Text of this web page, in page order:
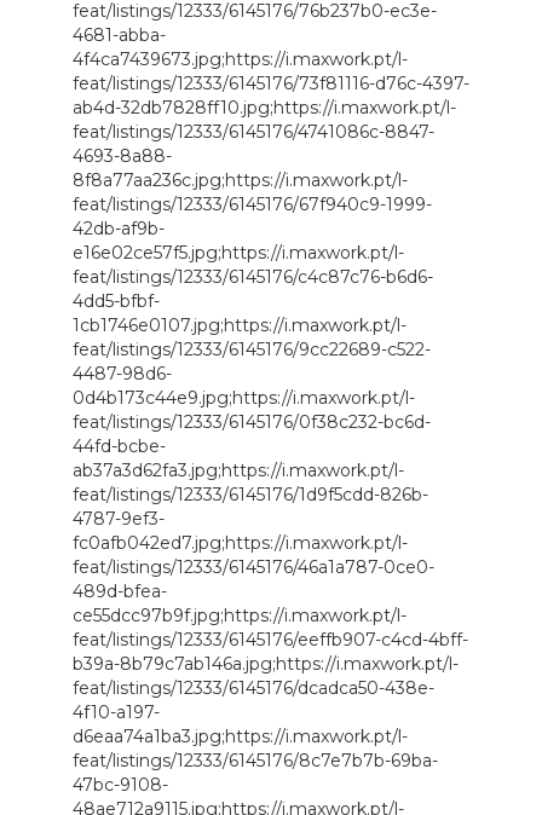
feat/listings/12333/6145176/76b237b0-ec3e-
4681-abba-
4f4ca7439673.jpg;https://i.maxwork.pt/l-
feat/listings/12333/6145176/73f81116-d76c-4397-
ab4d-32db7828ff10.jpg;https://i.maxwork.pt/l-
feat/listings/12333/6145176/4741086c-8847-
4693-8a88-
8f8a77aa236c.jpg;https://i.maxwork.pt/l-
feat/listings/12333/6145176/67f940c9-1999-
42db-af9b-
e16e02ce57f5.jpg;https://i.maxwork.pt/l-
feat/listings/12333/6145176/c4c87c76-b6d6-
4dd5-bfbf-
1cb1746e0107.jpg;https://i.maxwork.pt/l-
feat/listings/12333/6145176/9cc22689-c522-
4487-98d6-
0d4b173c44e9.jpg;https://i.maxwork.pt/l-
feat/listings/12333/6145176/0f38c232-bc6d-
44fd-bcbe-
ab37a3d62fa3.jpg;https://i.maxwork.pt/l-
feat/listings/12333/6145176/1d9f5cdd-826b-
4787-9ef3-
fc0afb042ed7.jpg;https://i.maxwork.pt/l-
feat/listings/12333/6145176/46a1a787-0ce0-
489d-bfea-
ce55dcc97b9f.jpg;https://i.maxwork.pt/l-
feat/listings/12333/6145176/eeffb907-c4cd-4bff-
b39a-8b79c7ab146a.jpg;https://i.maxwork.pt/l-
feat/listings/12333/6145176/dcadca50-438e-
4f10-a197-
d6eaa74a1ba3.jpg;https://i.maxwork.pt/l-
feat/listings/12333/6145176/8c7e7b7b-69ba-
47bc-9108-
48ae712a9115.jpg;https://i.maxwork.pt/l-